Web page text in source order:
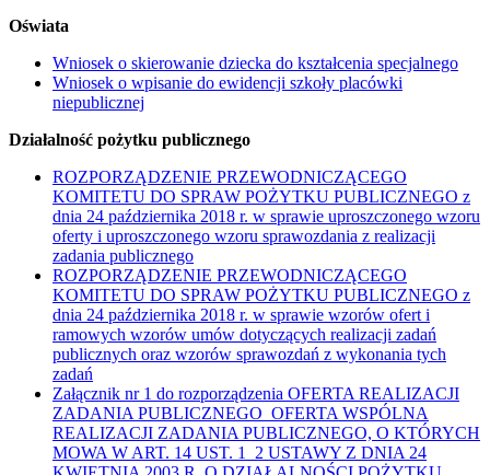
Oświata
Wniosek o skierowanie dziecka do kształcenia specjalnego
Wniosek o wpisanie do ewidencji szkoły placówki
niepublicznej
Działalność pożytku publicznego
ROZPORZĄDZENIE PRZEWODNICZĄCEGO
KOMITETU DO SPRAW POŻYTKU PUBLICZNEGO z
dnia 24 października 2018 r. w sprawie uproszczonego wzoru
oferty i uproszczonego wzoru sprawozdania z realizacji
zadania publicznego
ROZPORZĄDZENIE PRZEWODNICZĄCEGO
KOMITETU DO SPRAW POŻYTKU PUBLICZNEGO z
dnia 24 października 2018 r. w sprawie wzorów ofert i
ramowych wzorów umów dotyczących realizacji zadań
publicznych oraz wzorów sprawozdań z wykonania tych
zadań
Załącznik nr 1 do rozporządzenia OFERTA REALIZACJI
ZADANIA PUBLICZNEGO OFERTA WSPÓLNA
REALIZACJI ZADANIA PUBLICZNEGO, O KTÓRYCH
MOWA W ART. 14 UST. 1 2 USTAWY Z DNIA 24